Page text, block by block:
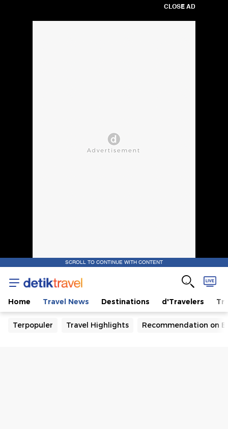
CLOSE AD
SCROLL TO CONTINUE WITH CONTENT
Home Travel News Destinations d'Travelers
Terpopuler Travel Highlights Recommendation on